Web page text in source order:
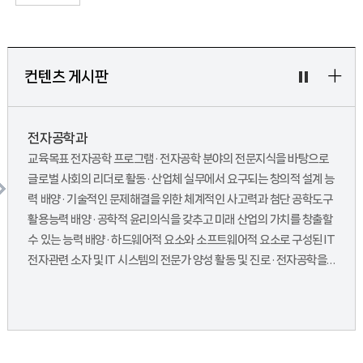
컨텐츠 게시판 +
전자공학과
교육목표 전자공학 프로그램 · 전자공학 분야의 전문지식을 바탕으로
글로벌 사회의 리더로 활동 · 산업체 실무에서 요구되는 창의적 설계 능
력 배양 · 기술적인 문제해결을 위한 체계적인 사고력과 첨단 공학도구
활용능력 배양 · 공학적 윤리의식을 갖추고 미래 산업의 가치를 창출할
수 있는 능력 배양 · 하드웨어적 요소와 소프트웨어적 요소로 구성된 IT
전자관련 소자 및 IT 시스템의 전문가 양성 활동 및 진로 · 전자공학을